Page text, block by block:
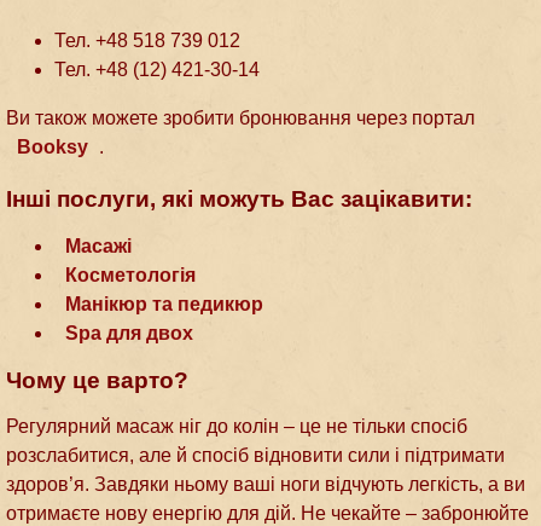
Тел. +48 518 739 012
Тел. +48 (12) 421-30-14
Ви також можете зробити бронювання через портал
Booksy .
Інші послуги, які можуть Вас зацікавити:
Масажі
Косметологія
Манікюр та педикюр
Spa для двох
Чому це варто?
Регулярний масаж ніг до колін – це не тільки спосіб
розслабитися, але й спосіб відновити сили і підтримати
здоров’я. Завдяки ньому ваші ноги відчують легкість, а ви
отримаєте нову енергію для дій. Не чекайте – забронюйте